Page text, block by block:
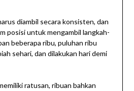
diambil secara konsisten, dan
posisi untuk mengambil langkah-
beberapa ribu, puluhan ribu
sehari, dan dilakukan hari demi
ratusan, ribuan bahkan